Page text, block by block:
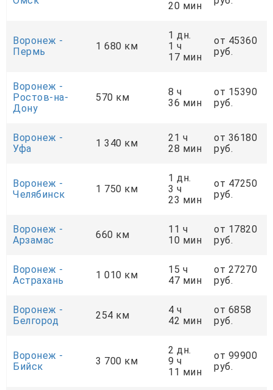
20 мин
Воронеж -
Пермь
1 680 км
1 дн.
1 ч
17 мин
от 45360
руб.
Воронеж -
Ростов-на-
Дону
570 км
8 ч
36 мин
от 15390
руб.
Воронеж -
Уфа
1 340 км
21 ч
28 мин
от 36180
руб.
Воронеж -
Челябинск
1 750 км
1 дн.
3 ч
23 мин
от 47250
руб.
Воронеж -
Арзамас
660 км
11 ч
10 мин
от 17820
руб.
Воронеж -
Астрахань
1 010 км
15 ч
47 мин
от 27270
руб.
Воронеж -
Белгород
254 км
4 ч
42 мин
от 6858
руб.
Воронеж -
Бийск
3 700 км
2 дн.
9 ч
11 мин
от 99900
руб.